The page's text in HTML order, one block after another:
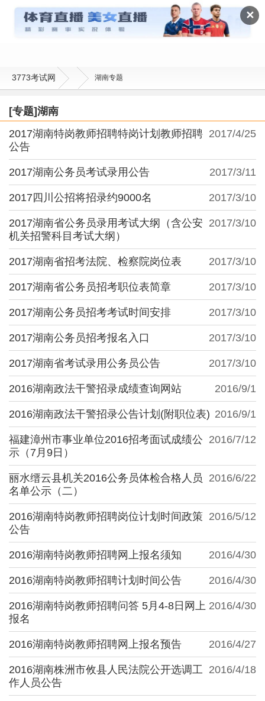
✕
湖南
3773考试网 湖南专题
[专题]湖南
2017/4/25
2017湖南特岗教师招聘特岗计划教师招聘
公告
2017/3/11
2017湖南公务员考试录用公告
2017/3/10
2017四川公招将招录约9000名
2017/3/10
2017湖南省公务员录用考试大纲（含公安
机关招警科目考试大纲）
2017/3/10
2017湖南省招考法院、检察院岗位表
2017/3/10
2017湖南省公务员招考职位表简章
2017/3/10
2017湖南公务员招考考试时间安排
2017/3/10
2017湖南公务员招考报名入口
2017/3/10
2017湖南省考试录用公务员公告
2016/9/1
2016湖南政法干警招录成绩查询网站
2016/9/1
2016湖南政法干警招录公告计划(附职位表)
2016/7/12
福建漳州市事业单位2016招考面试成绩公
示（7月9日）
2016/6/22
丽水缙云县机关2016公务员体检合格人员
名单公示（二）
2016/5/12
2016湖南特岗教师招聘岗位计划时间政策
公告
2016/4/30
2016湖南特岗教师招聘网上报名须知
2016/4/30
2016湖南特岗教师招聘计划时间公告
2016/4/30
2016湖南特岗教师招聘问答 5月4-8日网上
报名
2016/4/27
2016湖南特岗教师招聘网上报名预告
2016/4/18
2016湖南株洲市攸县人民法院公开选调工
作人员公告